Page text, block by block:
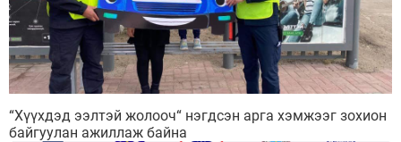
“Хүүхдэд ээлтэй жолооч“ нэгдсэн арга хэмжээг зохион
байгуулан ажиллаж байна